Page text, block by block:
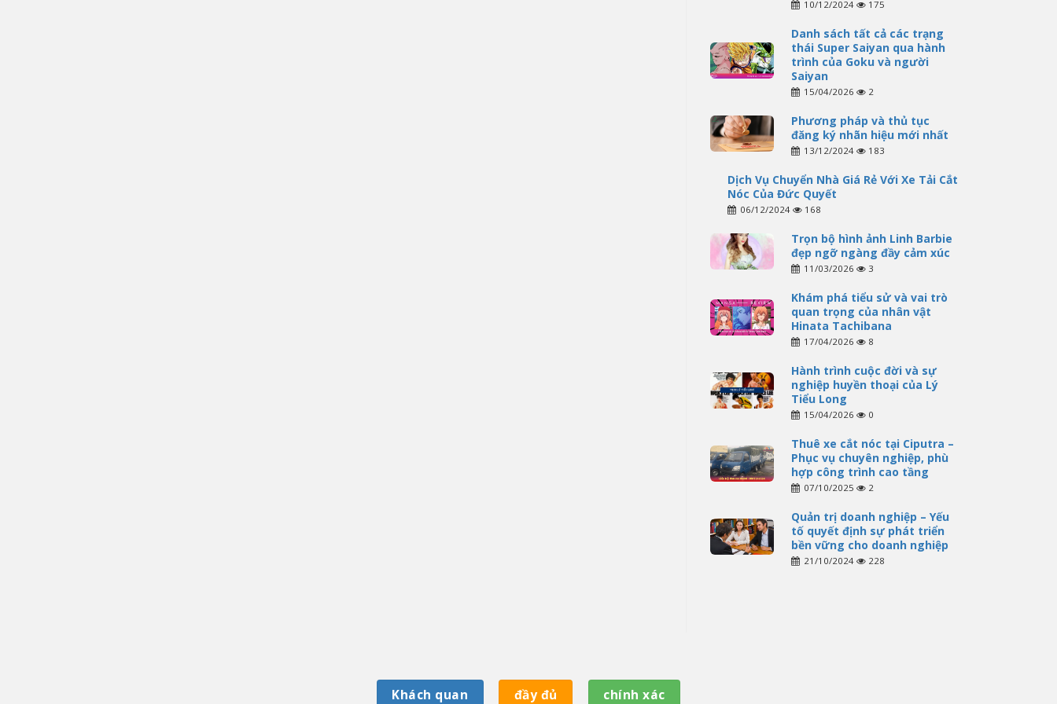
10/12/2024 175
Danh sách tất cả các trạng
thái Super Saiyan qua hành
trình của Goku và người
Saiyan
15/04/2026 2
Phương pháp và thủ tục
đăng ký nhãn hiệu mới nhất
13/12/2024 183
Dịch Vụ Chuyển Nhà Giá Rẻ Với Xe Tải Cắt
Nóc Của Đức Quyết
06/12/2024 168
Trọn bộ hình ảnh Linh Barbie
đẹp ngỡ ngàng đầy cảm xúc
11/03/2026 3
Khám phá tiểu sử và vai trò
quan trọng của nhân vật
Hinata Tachibana
17/04/2026 8
Hành trình cuộc đời và sự
nghiệp huyền thoại của Lý
Tiểu Long
15/04/2026 0
Thuê xe cắt nóc tại Ciputra –
Phục vụ chuyên nghiệp, phù
hợp công trình cao tầng
07/10/2025 2
Quản trị doanh nghiệp – Yếu
tố quyết định sự phát triển
bền vững cho doanh nghiệp
21/10/2024 228
Khách quan đầy đủ chính xác